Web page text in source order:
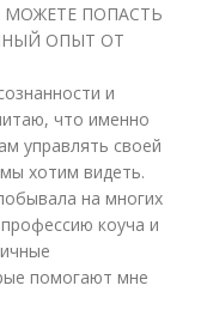
ПОПАСТЬ
ОПЫТ ОТ
и
что именно
управлять своей
хотим видеть.
на многих
коуча и
помогают мне